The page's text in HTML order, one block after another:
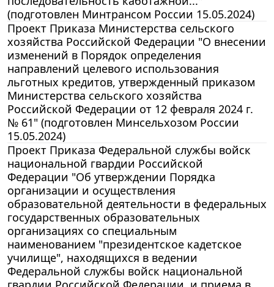
(подготовлен Минтрансом России 15.05.2024)
Проект Приказа Министерства сельского
хозяйства Российской Федерации "О внесении
изменений в Порядок определения
направлений целевого использования
льготных кредитов, утвержденный приказом
Министерства сельского хозяйства
Российской Федерации от 12 февраля 2024 г.
№ 61" (подготовлен Минсельхозом России
15.05.2024)
Проект Приказа Федеральной службы войск
национальной гвардии Российской
Федерации "Об утверждении Порядка
организации и осуществления
образовательной деятельности в федеральных
государственных образовательных
организациях со специальным
наименованием "президентское кадетское
училище", находящихся в ведении
Федеральной службы войск национальной